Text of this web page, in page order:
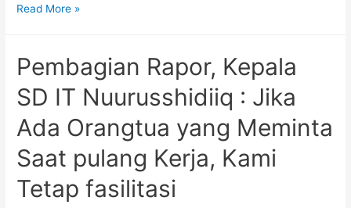
Intip
Rapor
di
SMA
IT
yang
Sangat
Read More »
Pembagian Rapor, Kepala
SD IT Nuurusshidiiq : Jika
Ada Orangtua yang Meminta
Saat pulang Kerja, Kami
Tetap fasilitasi